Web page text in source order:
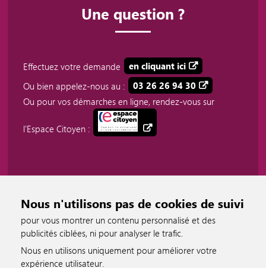
Nous n'utilisons pas de cookies de suivi
pour vous montrer un contenu personnalisé et des
publicités ciblées, ni pour analyser le trafic.
Nous en utilisons uniquement pour améliorer votre
expérience utilisateur.
Une question ?
Effectuez votre demande
en cliquant ici
Ou bien appelez-nous au :
03 26 26 94 30
Ou pour vos démarches en ligne, rendez-vous sur
l'Espace Citoyen :